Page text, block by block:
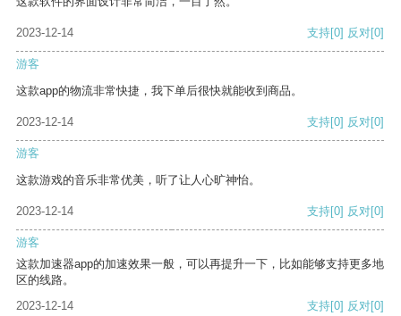
2023-12-14 支持[0] 反对[0]
游客
这款app的物流非常快捷，我下单后很快就能收到商品。
2023-12-14 支持[0] 反对[0]
游客
这款游戏的音乐非常优美，听了让人心旷神怡。
2023-12-14 支持[0] 反对[0]
游客
这款加速器app的加速效果一般，可以再提升一下，比如能够支持更多地
区的线路。
2023-12-14
支持[0] 反对[0]